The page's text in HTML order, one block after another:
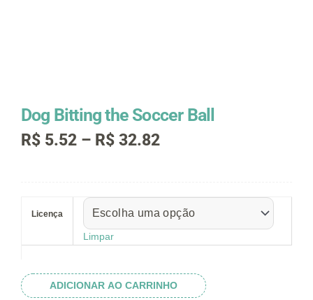
Dog Bitting the Soccer Ball
R$ 5.52 – R$ 32.82Faixa
através
R$ 32.82
Licença
Limpar
the
ADICIONAR AO CARRINHO